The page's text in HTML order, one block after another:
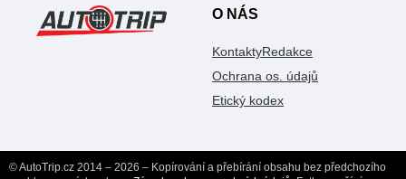
O NÁS
KontaktyRedakce
Ochrana os. údajů
Etický kodex
© AutoTrip.cz 2014 – 2026 – Kopírování a přebírání obsahu bez předchozího